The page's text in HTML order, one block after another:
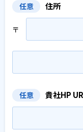
任意 住所
〒
任意 貴社HP